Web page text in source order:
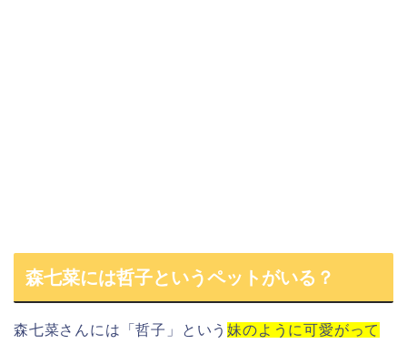
森七菜には哲子というペットがいる？
森七菜さんには「哲子 」という妹のように可愛がって